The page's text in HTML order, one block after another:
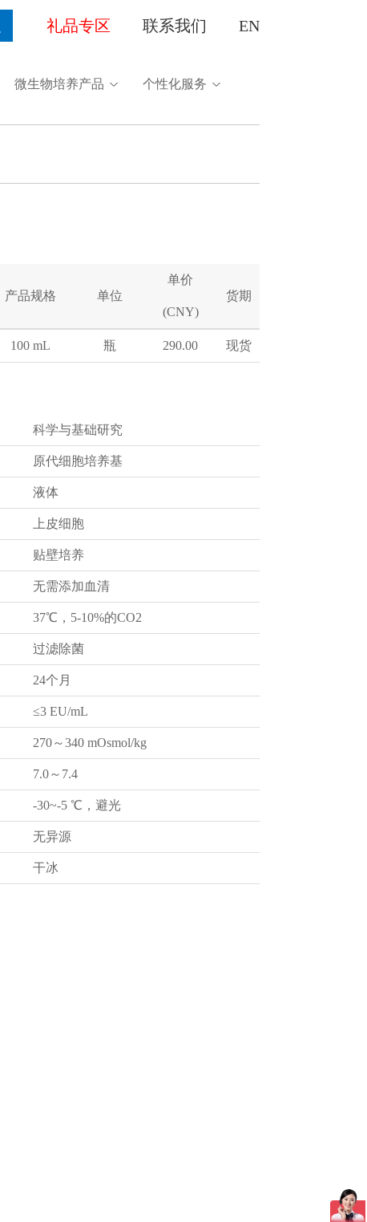
EN
联系我们
礼品专区
微生物培养产品 个性化服务
产品规格 单位
单价
(CNY)
货期
100 mL 瓶 290.00 现货
科学与基础研究
原代细胞培养基
液体
上皮细胞
贴壁培养
无需添加血清
37℃，5-10%的CO2
过滤除菌
24个月
≤3 EU/mL
270～340 mOsmol/kg
7.0～7.4
-30~-5 ℃，避光
无异源
干冰